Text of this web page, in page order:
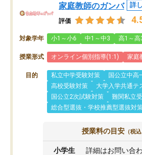
家庭教師のガンバ 詳
評価
対象学年 小1～小6 中1～中3 高1～高
授業形式 オンライン個別指導(1:1) 家庭
目的 私立中学受験対策
国公立中高
高校受験対策
大学入学共通テ
国公立2次試験対策
難関私立
総合型選抜・学校推薦型選抜対
授業料の目安 （税込
小学生 詳細はお問い合